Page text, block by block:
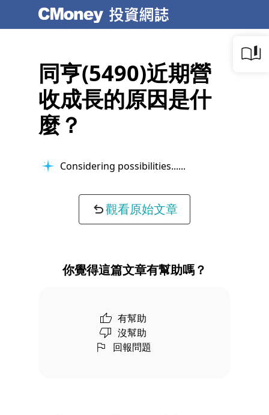
同亨(5490)近期營
收成長的原因是什
麼？
Considering possibilities...
觀看原始文章
你覺得這篇文章有幫助嗎？
有幫助
沒幫助
回報問題